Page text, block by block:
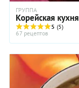
ГРУППА
Корейская кухня
5 (5)
67 рецептов